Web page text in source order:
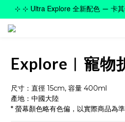
Explore︱寵物
尺寸：直徑 15cm, 容量 400ml
產地：中國大陸
* 螢幕顏色略有色偏，以實際商品為準
⊹ ⊹ Ultra Explore 全新配色 — 卡